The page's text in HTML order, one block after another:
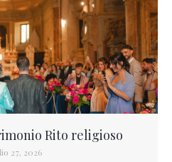
Rito religioso
27, 2026